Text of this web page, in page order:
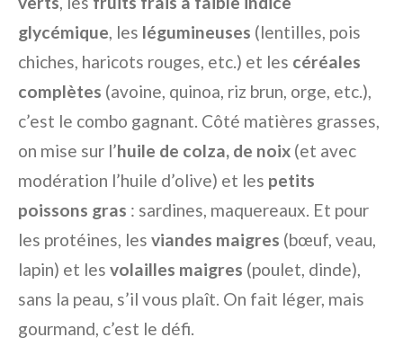
glycémique, les légumineuses (lentilles, pois
chiches, haricots rouges, etc.) et les céréales
complètes (avoine, quinoa, riz brun, orge, etc.),
c’est le combo gagnant. Côté matières grasses,
on mise sur l’huile de colza, de noix (et avec
modération l’huile d’olive) et les petits
poissons gras : sardines, maquereaux. Et pour
les protéines, les viandes maigres (bœuf, veau,
lapin) et les volailles maigres (poulet, dinde),
sans la peau, s’il vous plaît. On fait léger, mais
gourmand, c’est le défi.